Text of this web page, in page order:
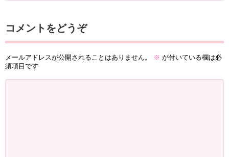
コメントをどうぞ
メールアドレスが公開されることはありません。 ※ が付いている欄は必
須項目です